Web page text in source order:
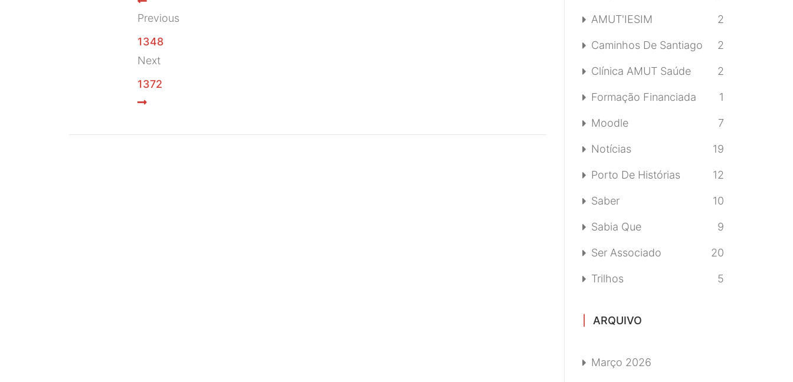
Previous
1348
Next
1372
AMUT'IESIM 2
Caminhos De Santiago 2
Clínica AMUT Saúde 2
Formação Financiada 1
Moodle 7
Notícias 19
Porto De Histórias 12
Saber 10
Sabia Que 9
Ser Associado 20
Trilhos 5
ARQUIVO
Março 2026